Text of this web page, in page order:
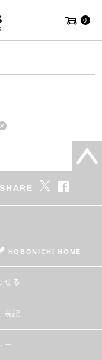
0
SHARE
HOBONICHI HOME
せる
表記
ー